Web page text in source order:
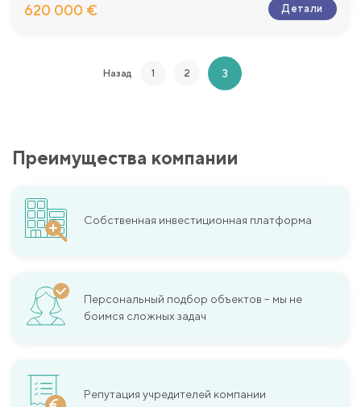
620 000 € Детали
Назад 1 2 3
Преимущества компании
Собственная инвестиционная платформа
Персональный подбор объектов – мы не
боимся сложных задач
Репутация учредителей компании